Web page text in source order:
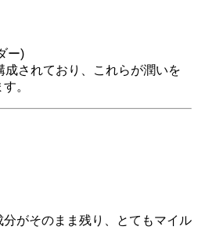
ー)
されており、これらが潤いを
。
がそのまま残り、とてもマイル